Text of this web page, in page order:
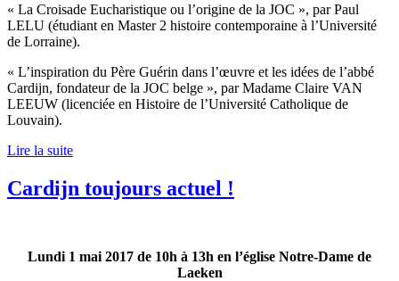
« La Croisade Eucharistique ou l’origine de la JOC », par Paul
LELU (étudiant en Master 2 histoire contemporaine à l’Université
de Lorraine).
« L’inspiration du Père Guérin dans l’œuvre et les idées de l’abbé
Cardijn, fondateur de la JOC belge », par Madame Claire VAN
LEEUW (licenciée en Histoire de l’Université Catholique de
Louvain).
Lire la suite
Cardijn toujours actuel !
Lundi 1 mai 2017 de 10h à 13h en l’église Notre-Dame de
Laeken